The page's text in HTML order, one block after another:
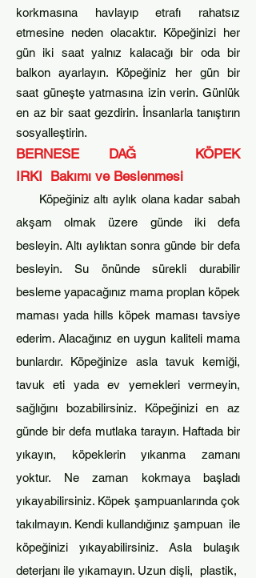
korkmasına havlayıp etrafı rahatsız
etmesine neden olacaktır. Köpeğinizi her
gün iki saat yalnız kalacağı bir oda bir
balkon ayarlayın. Köpeğiniz her gün bir
saat güneşte yatmasına izin verin. Günlük
en az bir saat gezdirin. İnsanlarla tanıştırın
sosyalleştirin.
BERNESE DAĞ KÖPEK
IRKI Bakımı ve Beslenmesi
Köpeğiniz altı aylık olana kadar sabah
akşam olmak üzere günde iki defa
besleyin. Altı aylıktan sonra günde bir defa
besleyin. Su önünde sürekli durabilir
besleme yapacağınız mama proplan köpek
maması yada hills köpek maması tavsiye
ederim. Alacağınız en uygun kaliteli mama
bunlardır. Köpeğinize asla tavuk kemiği,
tavuk eti yada ev yemekleri vermeyin,
sağlığını bozabilirsiniz. Köpeğinizi en az
günde bir defa mutlaka tarayın. Haftada bir
yıkayın, köpeklerin yıkanma zamanı
yoktur. Ne zaman kokmaya başladı
yıkayabilirsiniz. Köpek şampuanlarında çok
takılmayın. Kendi kullandığınız şampuan ile
köpeğinizi yıkayabilirsiniz. Asla bulaşık
deterjanı ile yıkamayın. Uzun dişli, plastik,